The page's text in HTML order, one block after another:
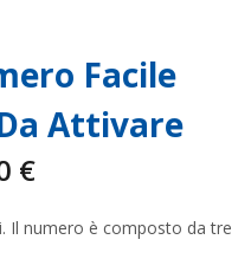
Facile
Attivare
€
Il numero è composto da tre